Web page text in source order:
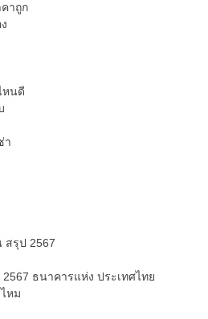
าถูก
หนดี
า
สรุป 2567
ธนาคารแห่ง ประเทศไทย
หม